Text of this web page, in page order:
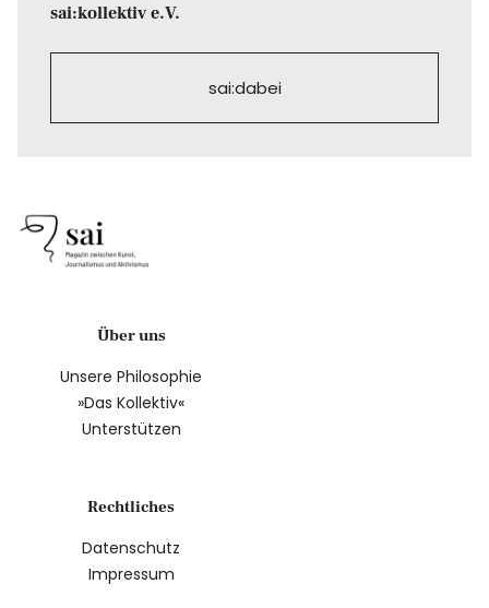
sai:kollektiv e.V.
sai:dabei
Über uns
Unsere Philosophie
»Das Kollektiv«
Unterstützen
Rechtliches
Datenschutz
Impressum